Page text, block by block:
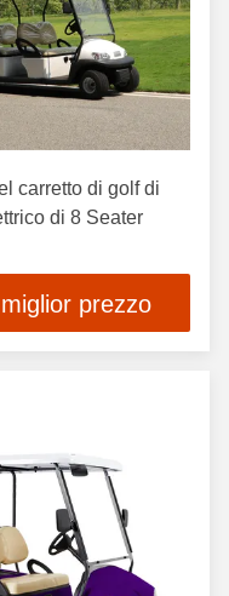
carretto di golf di
di 8 Seater
prezzo